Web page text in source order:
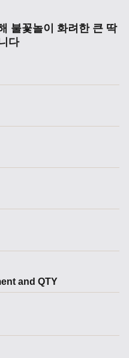
불꽃놀이 화려한 큰 딱
다
and QTY